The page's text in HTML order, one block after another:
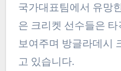
국가대표팀에서 유망
은 크리켓 선수들은
보여주며 방글라데시
고 있습니다.